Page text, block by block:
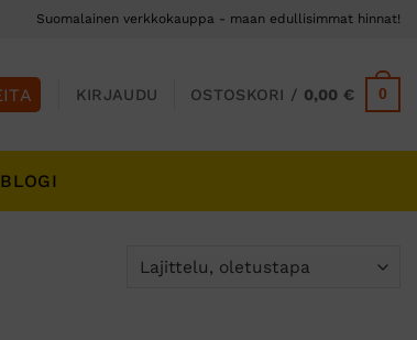
Suomalainen verkkokauppa - maan edullisimmat hinnat!
KIRJAUDU OSTOSKORI / 0,00€ 0
BLOGI